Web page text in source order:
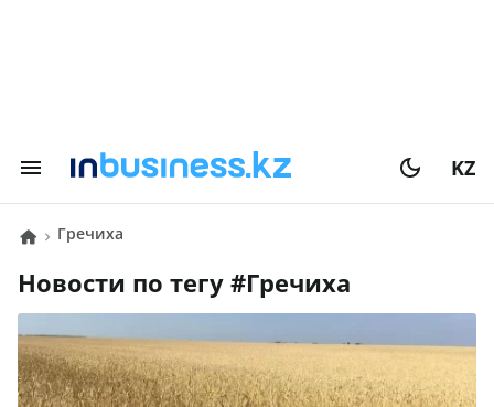
KZ
Гречиха
Новости по тегу # Гречиха